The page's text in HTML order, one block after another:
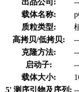
载体名称:
质粒类型:
高拷贝/低拷贝:
--
克隆方法:
--
启动子:
--
载体大小:
5' 测序引物及序列: --